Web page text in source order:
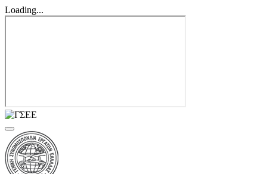
Loading...